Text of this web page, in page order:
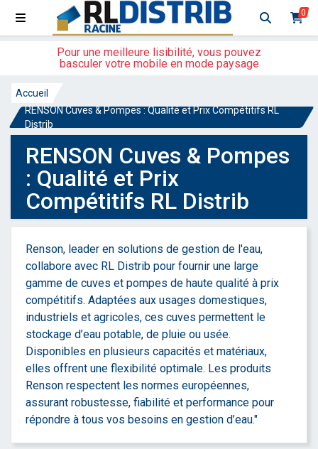
0
Pour une meilleure lisibilité, vous pouvez
basculer votre mobile en mode paysage
Accueil
RENSON Cuves & Pompes : Qualité et Prix Compétitifs RL
Distrib
RENSON Cuves & Pompes
: Qualité et Prix
Compétitifs RL Distrib
Renson, leader en solutions de gestion de l'eau,
collabore avec RL Distrib pour fournir une large
gamme de cuves et pompes de haute qualité à prix
compétitifs. Adaptées aux usages domestiques,
industriels et agricoles, ces cuves permettent le
stockage d’eau potable, de pluie ou usée.
Disponibles en plusieurs capacités et matériaux,
elles offrent une flexibilité optimale. Les produits
Renson respectent les normes européennes,
assurant robustesse, fiabilité et performance pour
répondre à tous vos besoins en gestion d’eau."